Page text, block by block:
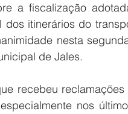
a fiscalização
itinerários do
nesta
de Jales.
recebeu
nos